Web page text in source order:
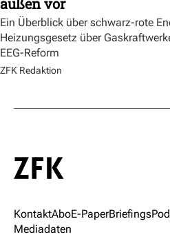
Ein Überblick über schwarz-rote
Heizungsgesetz über
EEG-Reform
ZFK Redaktion
KontaktAboE-PaperBriefings
Mediadaten